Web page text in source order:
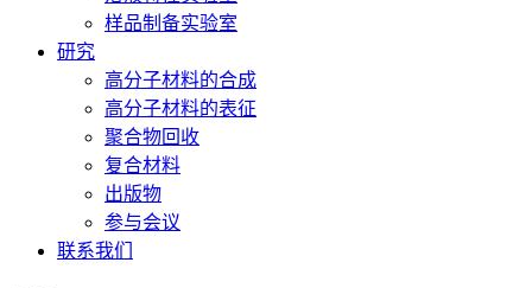
样品制备实验室
研究
高分子材料的合成
高分子材料的表征
聚合物回收
复合材料
出版物
参与会议
联系我们